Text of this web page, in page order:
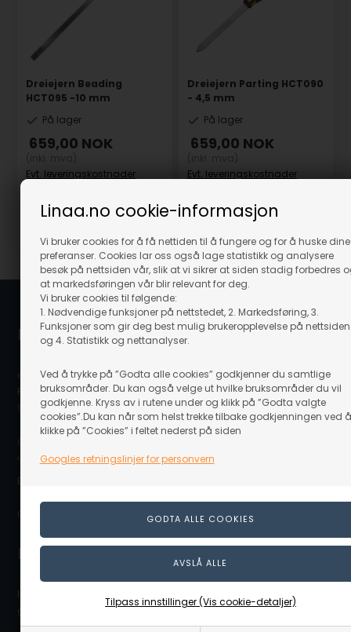
Linaa.no cookie-informasjon
Vi bruker cookies for å få nettiden til å fungere og for å huske dine
preferanser. Cookies lar oss også lage statistikk og analysere
besøk på nettsiden vår, slik at vi sikrer at siden stadig forbedres
at markedsføringen vår blir relevant for deg.
Vi bruker cookies til følgende:
1. Nødvendige funksjoner på nettstedet, 2. Markedsføring, 3.
Funksjoner som gir deg best mulig brukeropplevelse på nettsiden
og 4. Statistikk og nettanalyser.
Ved å trykke på ”Godta alle cookies” godkjenner du samtlige
bruksområder. Du kan også velge ut hvilke bruksområder du vil
godkjenne. Kryss av i rutene under og klikk på ”Godta valgte
cookies”.Du kan når som helst trekke tilbake godkjenningen ved å
klikke på ”Cookies” i feltet nederst på siden
Googles retningslinjer for personvern
Tilpass innstillinger (Vis cookie-detaljer)
Dreiejern Beading
HCT095 -10 mm
På lager
659,00 NOK
Evt. leveringskostnader
Dreiejern Parting HCT090
- 4,5 mm
På lager
659,00 NOK
Evt. leveringskostnader
Linå / Linaa.no
c/o Scanvisio AS
Postboks 80
1917 Ytre Enebakk
(Ovennevnte adresse er en postboksadresse. Det er ikke noe
utstillingslokale/butikk på adressen eller mulighet for å hente varer.)
E-post: info@linaa.no
Organisasjonsnummer: 929 480 848
Kontakt kundeservice
Hvis du trenger hjelpe eller har spørgsmål så hjelper vi deg
gjerne. Send e-post til info@linaa.no